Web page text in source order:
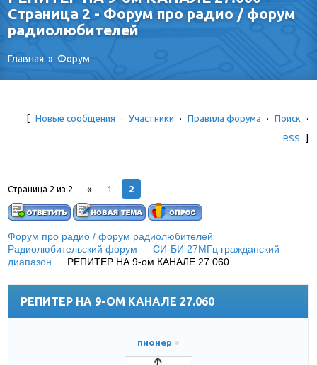
Страница 2 - Форум про радио / форум
радиолюбителей
Главная » Форум
[ Новые сообщения · Участники · Правила форума · Поиск
·
RSS
]
Страница 2 из 2 « 1 2
Форум про радио / форум радиолюбителей
Радиолюбительский форум
СИ-БИ 27МГц гражданский
диапазон
РЕПИТЕР НА 9-ом КАНАЛЕ 27.060
РЕПИТЕР НА 9-ОМ КАНАЛЕ 27.060
пионер